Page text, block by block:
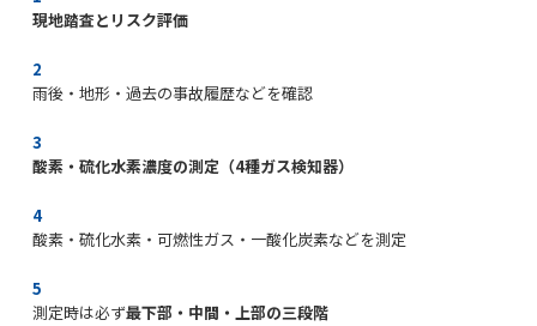
現地踏査とリスク評価
雨後・地形・過去の事故履歴などを確認
酸素・硫化水素濃度の測定（4種ガス検知器）
酸素・硫化水素・可燃性ガス・一酸化炭素などを測定
測定時は必ず最下部・中間・上部の三段階